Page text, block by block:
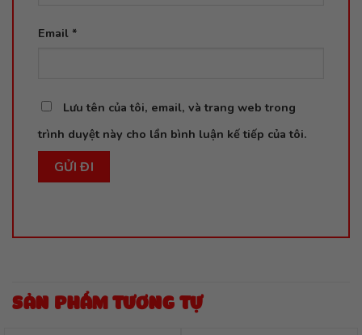
Email *
Lưu tên của tôi, email, và trang web trong
trình duyệt này cho lần bình luận kế tiếp của tôi.
SẢN PHẨM TƯƠNG TỰ